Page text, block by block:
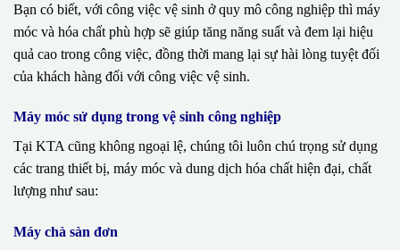
Bạn có biết, với công việc vệ sinh ở quy mô công nghiệp thì máy
móc và hóa chất phù hợp sẽ giúp tăng năng suất và đem lại hiệu
quả cao trong công việc, đồng thời mang lại sự hài lòng tuyệt đối
của khách hàng đối với công việc vệ sinh.
Máy móc sử dụng trong vệ sinh công nghiệp
Tại KTA cũng không ngoại lệ, chúng tôi luôn chú trọng sử dụng
các trang thiết bị, máy móc và dung dịch hóa chất hiện đại, chất
lượng như sau:
Máy chà sàn đơn